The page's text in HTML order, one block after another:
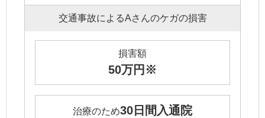
交通事故によるAさんのケガの損害
損害額
50万円※
治療のため30日間入通院